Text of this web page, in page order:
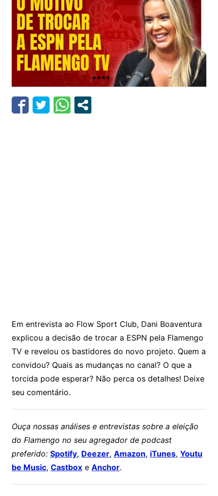
Em entrevista ao Flow Sport Club, Dani Boaventura
explicou a decisão de trocar a ESPN pela Flamengo
TV e revelou os bastidores do novo projeto. Quem a
convidou? Quais as mudanças no canal? O que a
torcida pode esperar? Não perca os detalhes! Deixe
seu comentário.
Ouça nossas análises e entrevistas sobre a eleição
do Flamengo no seu agregador de podcast
preferido: Spotify, Deezer, Amazon, iTunes, Youtu
be Music, Castboxe Anchor.